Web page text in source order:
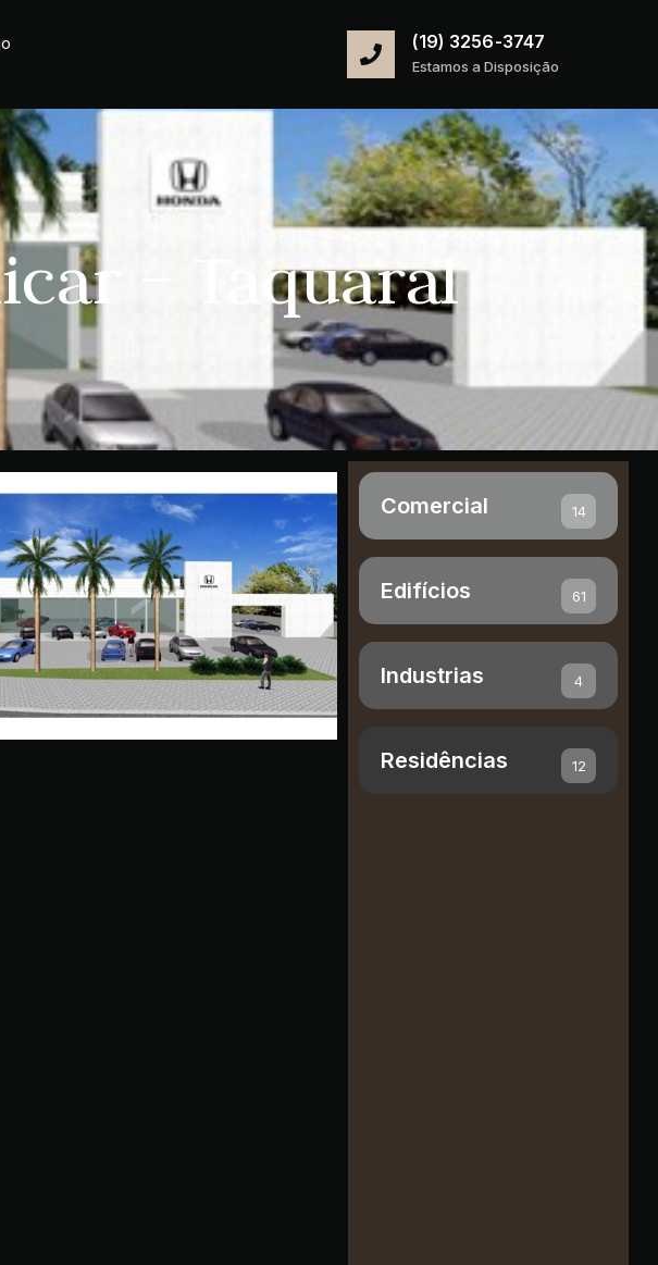
(19) 3256-3747
Estamos a Disposição
– Taquaral
Comercial 14
Edifícios 61
Industrias 4
Residências 12